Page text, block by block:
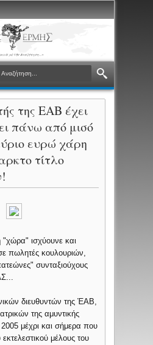
της ΕΑΒ έχει
πάνω από μισό
ευρώ χάρη
τίτλο
"χώρα" ισχύουνε και
πωλητές κουλουριών,
συνταξιούχους
διευθυντών της ΈΑΒ,
της αμυντικής
μέχρι και σήμερα που
εκτελεστικού μέλους του